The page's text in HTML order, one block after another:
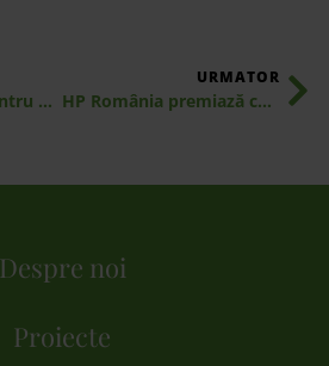
Start la înscrieri pentru Ziua de Curățenie Națională!
URMATOR
HP România premiază cartatorii țării! Everybody ON!
Despre noi
Proiecte